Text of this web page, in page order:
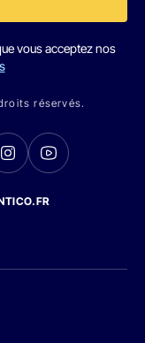
vous acceptez nos
réservés.